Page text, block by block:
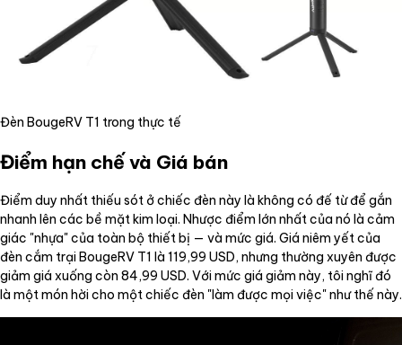
Đèn BougeRV T1 trong thực tế
Điểm hạn chế và Giá bán
Điểm duy nhất thiếu sót ở chiếc đèn này là không có đế từ để gắn
nhanh lên các bề mặt kim loại. Nhược điểm lớn nhất của nó là cảm
giác "nhựa" của toàn bộ thiết bị — và mức giá. Giá niêm yết của
đèn cắm trại BougeRV T1 là 119,99 USD, nhưng thường xuyên được
giảm giá xuống còn 84,99 USD. Với mức giá giảm này, tôi nghĩ đó
là một món hời cho một chiếc đèn "làm được mọi việc" như thế này.